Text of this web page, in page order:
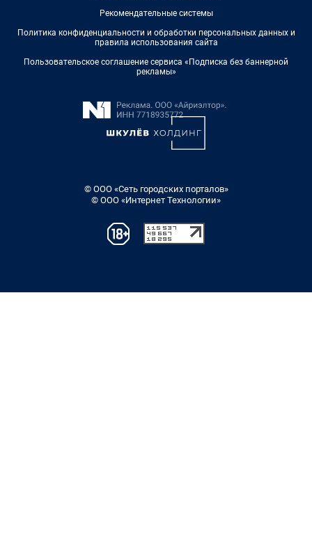
Рекомендательные системы
Политика конфиденциальности и обработки персональных данных и
правила использования сайта
Пользовательское соглашение сервиса «Подписка без баннерной
рекламы»
© ООО «Сеть городских порталов»
© ООО «Интернет Технологии»